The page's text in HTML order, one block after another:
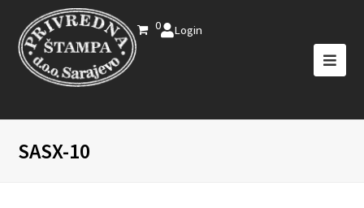
0 Login
SASX-10